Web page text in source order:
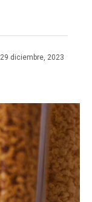
29 diciembre, 2023